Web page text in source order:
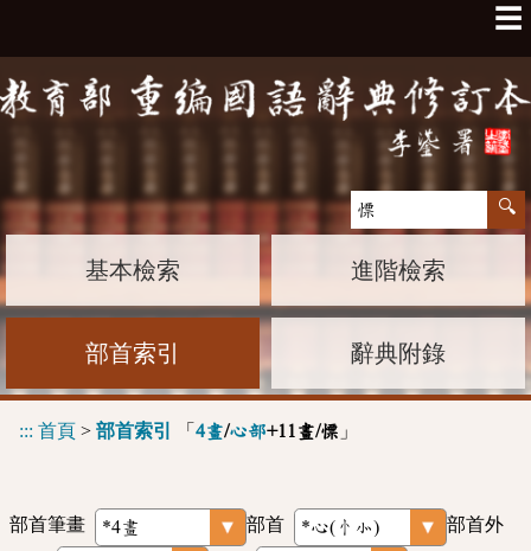
☰
基本檢索 進階檢索
部首索引 辭典附錄
::: 首頁 > 部首索引 「 4畫/心部+11畫/慓 」
部首筆畫 部首
部首外